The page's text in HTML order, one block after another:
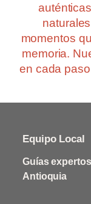
momentos
memoria.
en cada
Equipo Local
Guías
Antioquia